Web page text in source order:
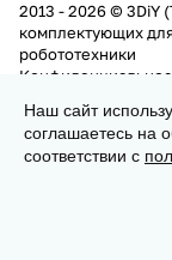
2013 - 2026 © 3DiY
комплектующих
робототехники
Наш сайт
соглашаетесь на
соответствии с